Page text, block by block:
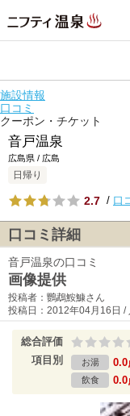
施設情報
口コミ
クーポン・チケット
音戸温泉
広島県 / 広島
日帰り
2.7 / 口
口コミ詳細
音戸温泉の口コミ
画像提供
投稿者：鸚鵡鮟鱇さん
投稿日：2012年04月16日 /
総合評価
項目別 お湯 0.0
飲食 0.0